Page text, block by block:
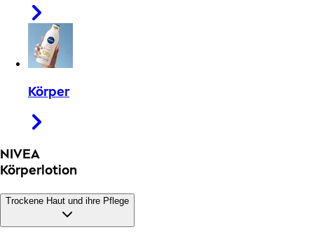
Körper
NIVEA
Körperlotion
Trockene Haut und ihre Pflege